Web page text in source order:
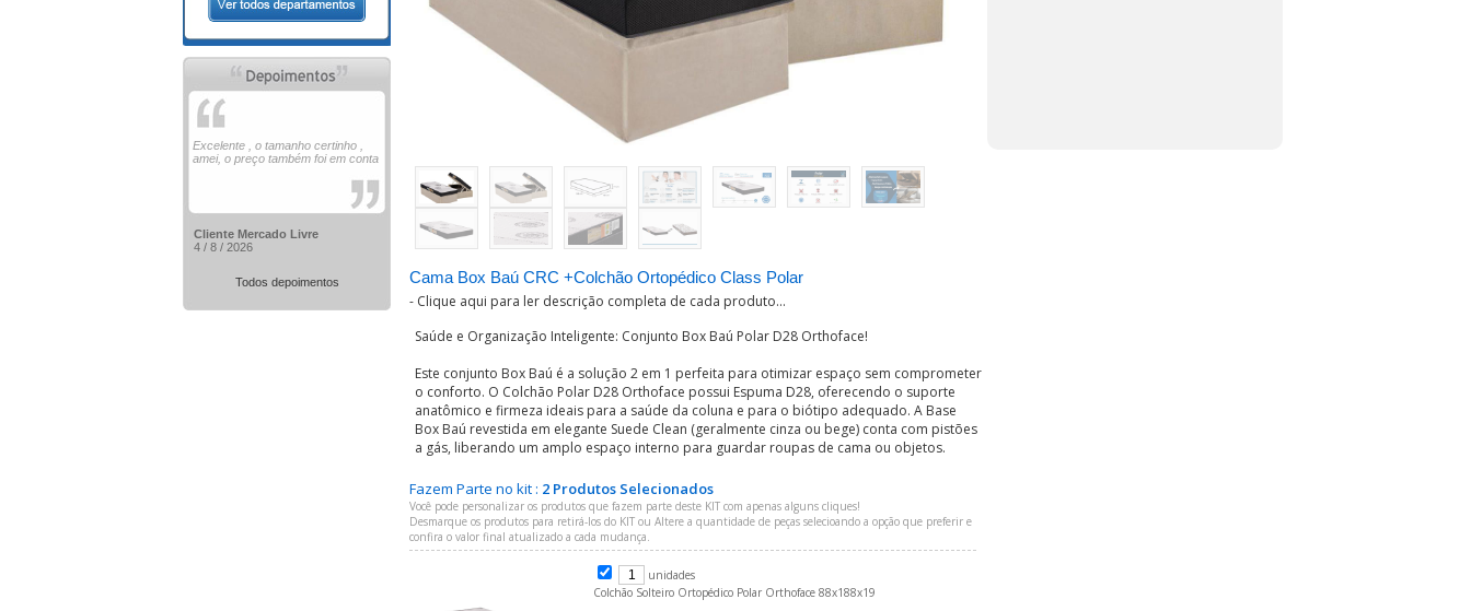
Cama Box Baú CRC +Colchão Ortopédico Class Polar
- Clique aqui para ler descrição completa de cada produto...
Saúde e Organização Inteligente: Conjunto Box Baú Polar D28 Orthoface!
Este conjunto Box Baú é a solução 2 em 1 perfeita para otimizar espaço sem comprometer
o conforto. O Colchão Polar D28 Orthoface possui Espuma D28, oferecendo o suporte
anatômico e firmeza ideais para a saúde da coluna e para o biótipo adequado. A Base
Box Baú revestida em elegante Suede Clean (geralmente cinza ou bege) conta com pistões
a gás, liberando um amplo espaço interno para guardar roupas de cama ou objetos.
Fazem Parte no kit : 2 Produtos Selecionados
Você pode personalizar os produtos que fazem parte deste KIT com apenas alguns cliques!
Desmarque os produtos para retirá-los do KIT ou Altere a quantidade de peças selecioando a opção que preferir e
confira o valor final atualizado a cada mudança.
unidades
Colchão Solteiro Ortopédico Polar Orthoface 88x188x19
Excelente , o tamanho certinho ,
amei, o preço também foi em conta
Cliente Mercado Livre
4 / 8 / 2026
Todos depoimentos